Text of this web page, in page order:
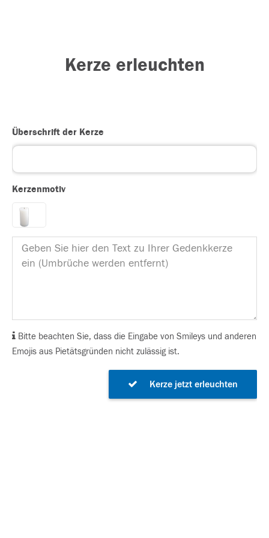
Kerze erleuchten
Überschrift der Kerze
Kerzenmotiv
Bitte beachten Sie, dass die Eingabe von Smileys und anderen
Emojis aus Pietätsgründen nicht zulässig ist.
Kerze jetzt erleuchten